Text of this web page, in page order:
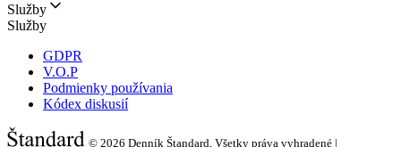
Služby
Služby
GDPR
V.O.P
Podmienky používania
Kódex diskusií
© 2026 Denník Štandard, Všetky práva vyhradené |